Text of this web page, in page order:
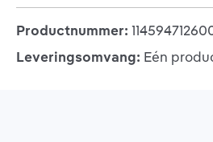
Productnummer:
Leveringsomvang: Eén